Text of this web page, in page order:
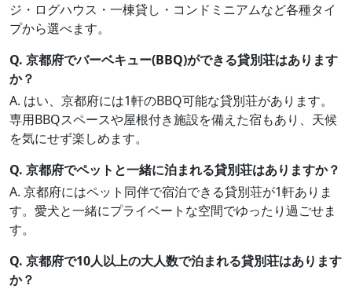
ジ・ログハウス・一棟貸し・コンドミニアムなど各種タイ
プから選べます。
Q. 京都府でバーベキュー(BBQ)ができる貸別荘はあります
か？
A. はい、京都府には1軒のBBQ可能な貸別荘があります。
専用BBQスペースや屋根付き施設を備えた宿もあり、天候
を気にせず楽しめます。
Q. 京都府でペットと一緒に泊まれる貸別荘はありますか？
A. 京都府にはペット同伴で宿泊できる貸別荘が1軒ありま
す。愛犬と一緒にプライベートな空間でゆったり過ごせま
す。
Q. 京都府で10人以上の大人数で泊まれる貸別荘はあります
か？